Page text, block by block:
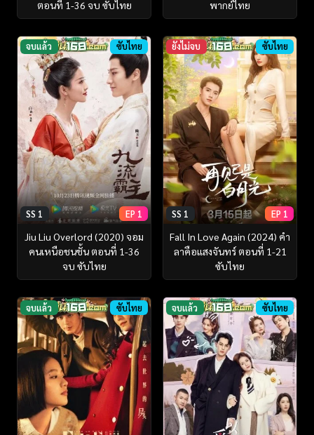
ตอนที่ 1-36 จบ ซับไทย
พากย์ไทย
จบแล้ว ซับไทย
SS 1 EP 1
Jiu Liu Overlord (2020) จอม
คนเหนือชนชั้น ตอนที่ 1-36
จบ ซับไทย
ยังไม่จบ ซับไทย
SS 1 EP 1
Fall In Love Again (2024) คำ
ลาคือแสงจันทร์ ตอนที่ 1-21
ซับไทย
จบแล้ว ซับไทย จบแล้ว ซับไทย